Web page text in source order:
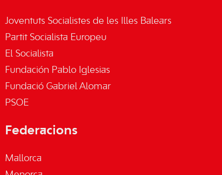
Joventuts Socialistes de les Illes Balears
Partit Socialista Europeu
El Socialista
Fundación Pablo Iglesias
Fundació Gabriel Alomar
PSOE
Federacions
Mallorca